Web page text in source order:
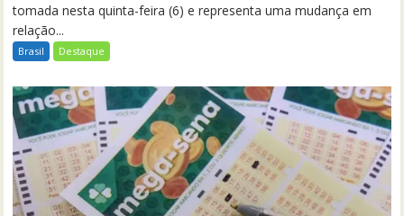
tomada nesta quinta-feira (6) e representa uma mudança em
relação...
Brasil Destaque